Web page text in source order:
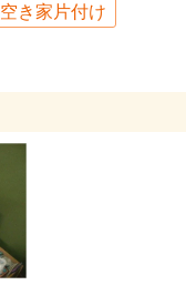
空き家片付け